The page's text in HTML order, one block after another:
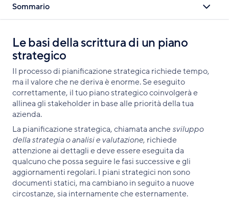
o
d
Sommario
Le basi della scrittura di un piano
strategico
Il processo di pianificazione strategica richiede tempo,
ma il valore che ne deriva è enorme. Se eseguito
correttamente, il tuo piano strategico coinvolgerà e
allinea gli stakeholder in base alle priorità della tua
azienda.
La pianificazione strategica, chiamata anchesviluppo
della strategia o analisi e valutazione, richiede
attenzione ai dettagli e deve essere eseguita da
qualcuno che possa seguire le fasi successive e gli
aggiornamenti regolari. I piani strategici non sono
documenti statici, ma cambiano in seguito a nuove
circostanze, sia internamente che esternamente.